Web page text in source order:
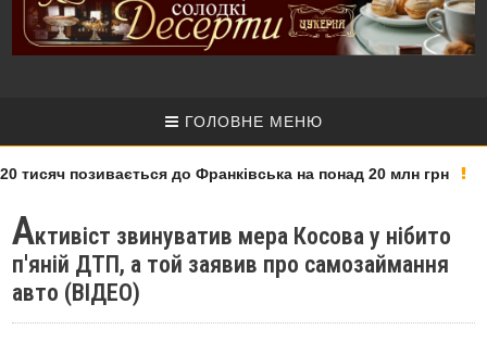
ГОЛОВНЕ МЕНЮ
позивається до Франківська на понад 20 млн грн
Активіст звинуватив мера Косова у нібито
п'яній ДТП, а той заявив про самозаймання
авто (ВІДЕО)